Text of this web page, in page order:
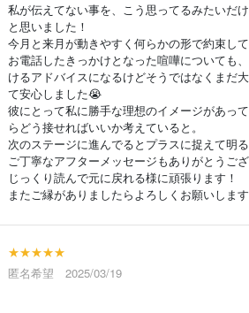
私が伝えてない事を、こう思ってるみたいだ
と思いました！
今月と来月が動きやすく何らかの形で約束して
お電話したきっかけとなった喧嘩についても
けるアドバイスになるけどそうではなくまだ
て安心しました😭
彼にとって私に勝手な理想のイメージがあっ
らどう接せればいいか考えていると。
次のステージに進んでるとプラスに捉えて明
ご丁寧なアフターメッセージもありがとうご
じっくり読んで元に戻れる様に頑張ります！
またご縁がありましたらよろしくお願いします
★★★★★
匿名希望 2025/03/19